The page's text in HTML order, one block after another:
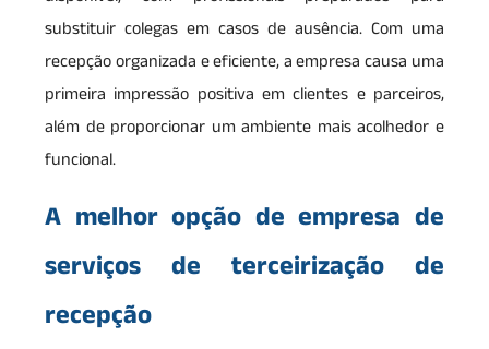
substituir colegas em casos de ausência. Com uma
recepção organizada e eficiente, a empresa causa uma
primeira impressão positiva em clientes e parceiros,
além de proporcionar um ambiente mais acolhedor e
funcional.
A melhor opção de empresa de
serviços de terceirização de
recepção